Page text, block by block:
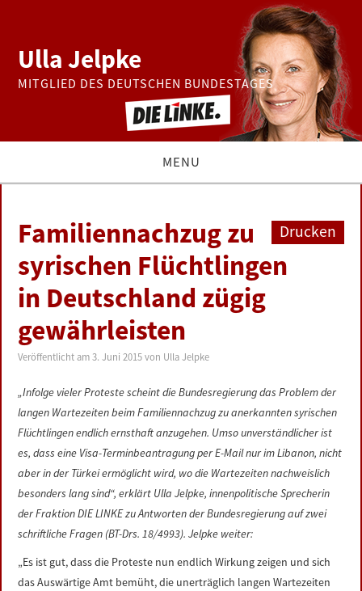
Ulla Jelpke
MITGLIED DES DEUTSCHEN BUNDESTAGES
MENU
BUNDESTAG
PRESSE
ZUR PERSON
DATENSCHUTZERKLÄRUNG
Drucken
Familiennachzug zu
syrischen Flüchtlingen
in Deutschland zügig
gewährleisten
Veröffentlicht am3. Juni 2015 von Ulla Jelpke
„Infolge vieler Proteste scheint die Bundesregierung das Problem der
langen Wartezeiten beim Familiennachzug zu anerkannten syrischen
Flüchtlingen endlich ernsthaft anzugehen. Umso unverständlicher ist
es, dass eine Visa-Terminbeantragung per E-Mail nur im Libanon, nicht
aber in der Türkei ermöglicht wird, wo die Wartezeiten nachweislich
besonders lang sind“, erklärt Ulla Jelpke, innenpolitische Sprecherin
der Fraktion DIE LINKE zu Antworten der Bundesregierung auf zwei
schriftliche Fragen (BT-Drs. 18/4993). Jelpke weiter:
„Es ist gut, dass die Proteste nun endlich Wirkung zeigen und sich
das Auswärtige Amt bemüht, die unerträglich langen Wartezeiten